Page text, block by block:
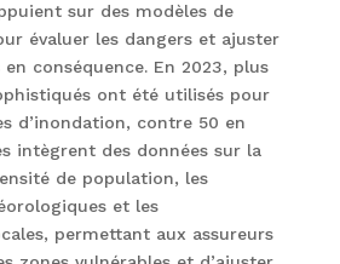
sur des modèles de
évaluer les dangers et ajuster
conséquence. En 2023, plus
ont été utilisés pour
d’inondation, contre 50 en
intègrent des données sur la
de population, les
et les
permettant aux assureurs